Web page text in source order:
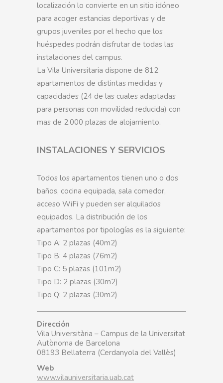
localización lo convierte en un sitio idóneo
para acoger estancias deportivas y de
grupos juveniles por el hecho que los
huéspedes podrán disfrutar de todas las
instalaciones del campus.
La Vila Universitaria dispone de 812
apartamentos de distintas medidas y
capacidades (24 de las cuales adaptadas
para personas con movilidad reducida) con
mas de 2.000 plazas de alojamiento.
INSTALACIONES Y SERVICIOS
Todos los apartamentos tienen uno o dos
baños, cocina equipada, sala comedor,
acceso WiFi y pueden ser alquilados
equipados. La distribución de los
apartamentos por tipologías es la siguiente:
Tipo A: 2 plazas (40m2)
Tipo B: 4 plazas (76m2)
Tipo C: 5 plazas (101m2)
Tipo D: 2 plazas (30m2)
Tipo Q: 2 plazas (30m2)
Dirección
Vila Universitària – Campus de la Universitat
Autònoma de Barcelona
08193 Bellaterra (Cerdanyola del Vallès)
Web
www.vilauniversitaria.uab.cat